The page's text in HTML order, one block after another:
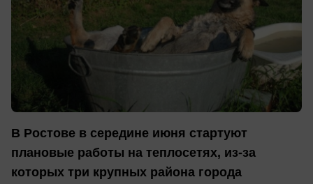
В Ростове в середине июня стартуют
плановые работы на теплосетях, из-за
которых три крупных района города